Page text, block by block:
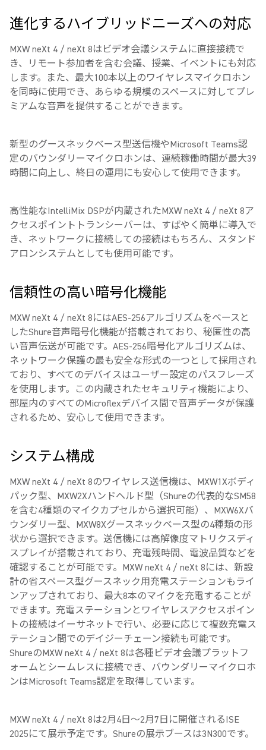
進化するハイブリッドニーズへの対応
MXW neXt 4 / neXt 8はビデオ会議システムに直接接続で
き、リモート参加者を含む会議、授業、イベントにも対応
します。また、最大100本以上のワイヤレスマイクロホン
を同時に使用でき、あらゆる規模のスペースに対してプレ
ミアムな音声を提供することができます。
新型のグースネックベース型送信機やMicrosoft Teams認
定のバウンダリーマイクロホンは、連続稼働時間が最大39
時間に向上し、終日の運用にも安心して使用できます。
高性能なIntelliMix DSPが内蔵されたMXW neXt 4 / neXt 8ア
クセスポイントトランシーバーは、すばやく簡単に導入で
き、ネットワークに接続しての接続はもちろん、スタンド
アロンシステムとしても使用可能です。
信頼性の高い暗号化機能
MXW neXt 4 / neXt 8にはAES-256アルゴリズムをベースと
したShure音声暗号化機能が搭載されており、秘匿性の高
い音声伝送が可能です。AES-256暗号化アルゴリズムは、
ネットワーク保護の最も安全な形式の一つとして採用され
ており、すべてのデバイスはユーザー設定のパスフレーズ
を使用します。この内蔵されたセキュリティ機能により、
部屋内のすべてのMicroflexデバイス間で音声データが保護
されるため、安心して使用できます。
システム構成
MXW neXt 4 / neXt 8のワイヤレス送信機は、MXW1Xボディ
パック型、MXW2Xハンドヘルド型（Shureの代表的なSM58
を含む4種類のマイクカプセルから選択可能）、MXW6Xバ
ウンダリー型、MXW8Xグースネックベース型の4種類の形
状から選択できます。送信機には高解像度マトリクスディ
スプレイが搭載されており、充電残時間、電波品質などを
確認することが可能です。MXW neXt 4 / neXt 8には、新設
計の省スペース型グースネック用充電ステーションもライ
ンアップされており、最大8本のマイクを充電することが
できます。充電ステーションとワイヤレスアクセスポイン
トの接続はイーサネットで行い、必要に応じて複数充電ス
テーション間でのデイジーチェーン接続も可能です。
ShureのMXW neXt 4 / neXt 8は各種ビデオ会議プラットフ
ォームとシームレスに接続でき、バウンダリーマイクロホ
ンはMicrosoft Teams認定を取得しています。
MXW neXt 4 / neXt 8は2月4日～2月7日に開催されるISE
2025にて展示予定です。Shureの展示ブースは3N300です。